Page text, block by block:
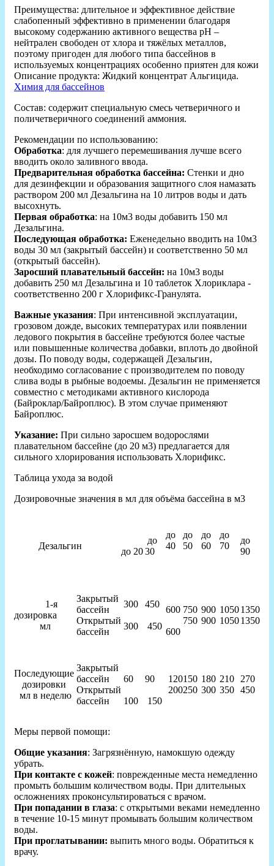
Преимущества: длительное и эффективное действие
слабопенный эффективно в применении благодаря
высокому содержанию активного вещества рН –
нейтрален свободен от хлора и тяжёлых металлов,
поэтому пригоден для любого типа бассейнов в
используемых концентрациях особенно приятен для кожи
Описание продукта: Жидкий концентрат Альгицида.
Химия для бассейнов
Состав: содержит специальную смесь четверичного и
поличетверичного соединений аммония.
Рекомендации по использованию:
Обработка: для лучшего перемешивания лучше всего
вводить около заливного ввода.
Предварительная обработка бассейна: Стенки и дно
для дезинфекции и образования защитного слоя намазать
раствором 200 мл Дезальгина на 10 литров воды и дать
высохнуть.
Первая обработка: на 10м3 воды добавить 150 мл
Дезальгина.
Последующая обработка: Еженедельно вводить на 10м3
воды 30 мл (закрытый бассейн) и соответственно 50 мл
(открытый бассейн).
Заросший плавательный бассейн: на 10м3 воды
добавить 250 мл Дезальгина и 10 таблеток Хлориклара -
соответственно 200 г Хлорификс-Гранулята.
Важные указания: При интенсивной эксплуатации,
грозовом дожде, высоких температурах или появлении
ледового покрытия в бассейне требуются более частые
или повышенные количества добавки, вплоть до двойной
дозы. По поводу воды, содержащей Дезальгин,
необходимо согласование с производителем по поводу
слива воды в рыбные водоемы. Дезальгин не применяется
совместно с методиками активного кислорода
(Байроклар/Байроплюс). В этом случае применяют
Байроплюс.
Указание: При сильно заросшем водорослями
плавательном бассейне (до 20 м3) предлагается для
сильного хлорирования использовать Хлорификс.
Таблица ухода за водой
Дозировочные значения в мл для объёма бассейна в м3
Дезальгин
до 20
до
30
до
40
до
50
до
60
до
70
до
90
1-я
дозировка
мл
Закрытый
бассейн
Открытый
бассейн
300
300
450
450
600
600
750
750
900
900
1050
1050
1350
1350
Последующие
дозировки
мл в неделю
Закрытый
бассейн
Открытый
бассейн
60
100
90
150
120
200
150
250
180
300
210
350
270
450
Меры первой помощи:
Общие указания: Загрязнённую, намокшую одежду
убрать.
При контакте с кожей: поврежденные места немедленно
промыть большим количеством воды. При длительных
осложнениях проконсультироваться с врачом.
При попадании в глаза: с открытыми веками немедленно
в течение 10-15 минут промывать большим количеством
воды.
При проглатывании: выпить много воды. Обратиться к
врачу.